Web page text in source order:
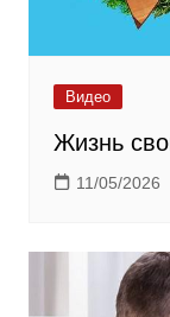
Видео
Жизнь
11/05/2026